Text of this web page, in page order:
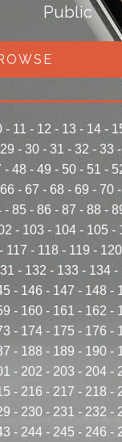
Public
- 11 - 12 - 13- 14-
29 - 30- 31 - 32 - 33
- 48 - 49 - 50 - 51 -
66 - 67 - 68- 69 - 70
- 85 - 86 - 87 - 88 -
- 103 - 104 - 105 -
- 117 - 118 - 119 - 120
- 132 - 133 - 134-
- 146 - 147 - 148 -
- 160 - 161 - 162 -
- 174 - 175 - 176 -
- 188 - 189 - 190 -
- 202 - 203 - 204 -
- 216 - 217 - 218 -
- 230 - 231 - 232 -
- 244 - 245 - 246 -